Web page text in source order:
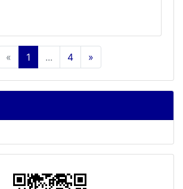
« 1 ... 4 »